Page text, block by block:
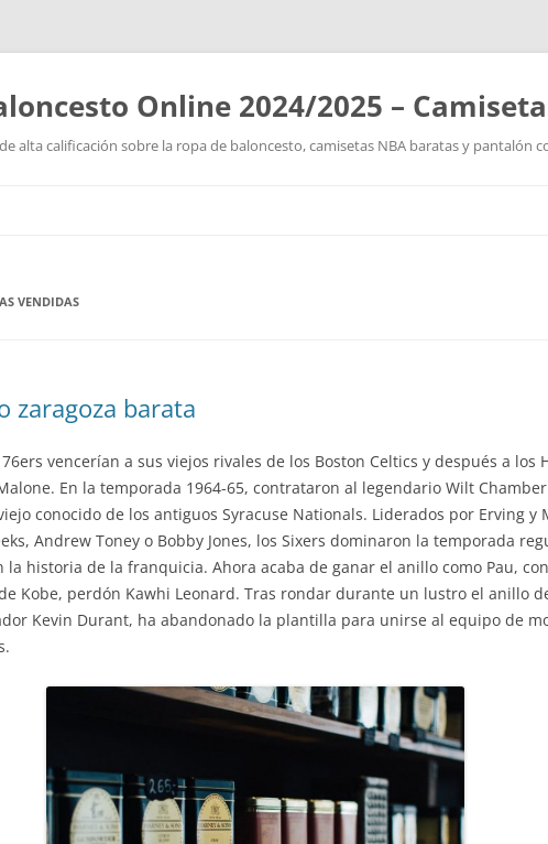
Online 2024/2025 –
alta calificación sobre la ropa de baloncesto, camisetas NBA baratas y pantalón
VENDIDAS
zaragoza barata
vencerían a sus viejos rivales de los Boston Celtics y después a
En la temporada 1964-65, contrataron al legendario Wilt
conocido de los antiguos Syracuse Nationals. Liderados por Erving y
Andrew Toney o Bobby Jones, los Sixers dominaron la temporada
historia de la franquicia. Ahora acaba de ganar el anillo como Pau,
Kobe, perdón Kawhi Leonard. Tras rondar durante un lustro el anillo
Kevin Durant, ha abandonado la plantilla para unirse al equipo de